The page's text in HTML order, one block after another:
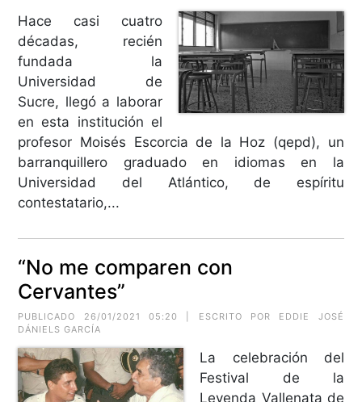
Hace casi cuatro
décadas, recién
fundada la
Universidad de
Sucre, llegó a laborar
en esta institución el
profesor Moisés Escorcia de la Hoz (qepd), un
barranquillero graduado en idiomas en la
Universidad del Atlántico, de espíritu
contestatario,...
“No me comparen con
Cervantes”
PUBLICADO 26/01/2021 05:20 | ESCRITO POR EDDIE JOSÉ
DÁNIELS GARCÍA
La celebración del
Festival de la
Leyenda Vallenata de